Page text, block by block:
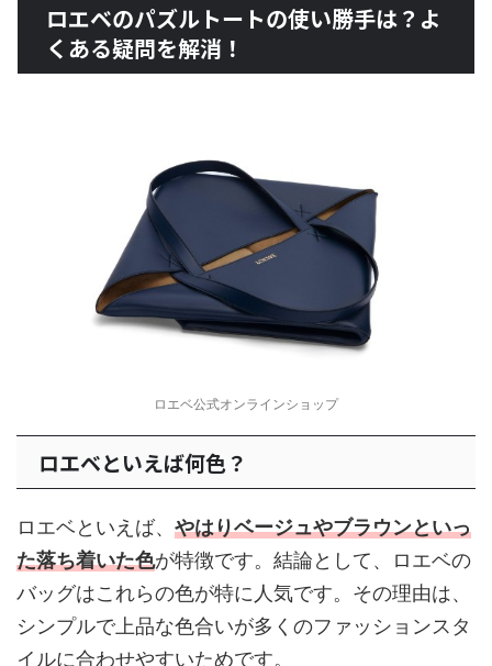
ロエベのパズルトートの使い勝手は？よ
くある疑問を解消！
ロエベ公式オンラインショップ
ロエベといえば何色？
ロエベといえば、 やはりベージュやブラウンといっ
た落ち着いた色が特徴です。結論として、ロエベの
バッグはこれらの色が特に人気です。その理由は、
シンプルで上品な色合いが多くのファッションスタ
イルに合わせやすいためです。